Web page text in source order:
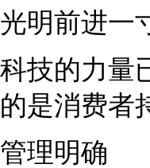
光明前进一
科技的力量
的是消费者
管理明确